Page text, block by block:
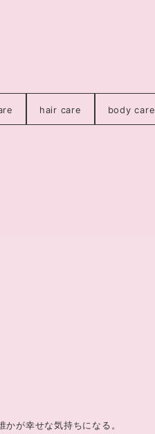
hair care body care
が幸せな気持ちになる。